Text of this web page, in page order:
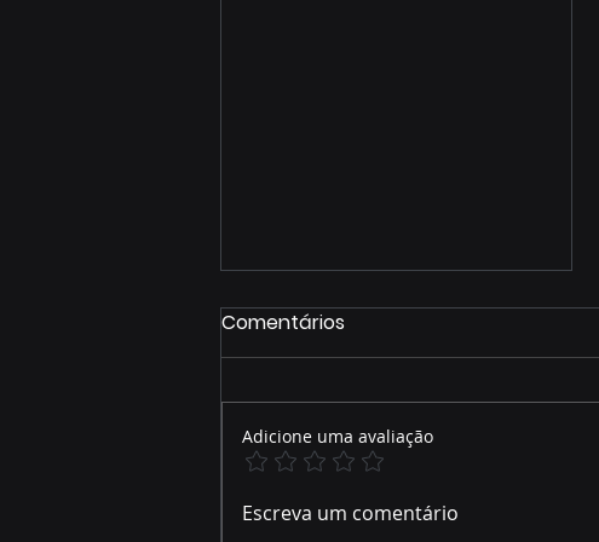
ZONEAMENTO AMBIENTAL
Comentários
Adicione uma avaliação
Escreva um comentário